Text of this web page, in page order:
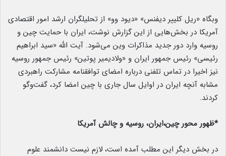
وبگاه «ریل کلییر دیفنس» «دیود وو» از تحلیلگران ارشد امور اقتصادی
آمریکا در بخش‌هایی از این گزارش نوشت، ایران با حمایت چین و
روسیه وارد دور جدید مذاکرات وین می‌شود. آیت الله «سید ابراهیم
رئیسی» رئیس جمهور ایران و «ولادیمیر پوتین» رئیس جمهور روسیه
نیز اخیرا در تماس تلفنی درباره امضای توافقنامه مشارکت راهبردی
مشابه آنچه ایران در اوایل سال جاری با چین امضا کرد، گفت‌وگو
کردند.
*ظهور محور چین،ایران، روسیه و چالش آمریکا
در بخش دیگر این مطلب آمده است، لازم نیست دانشمند علوم